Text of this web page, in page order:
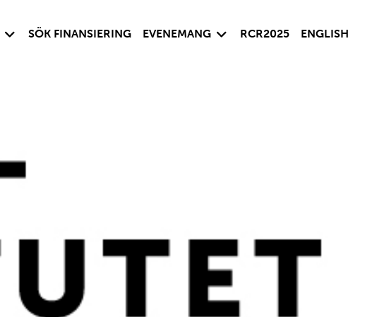
Visa undersida
SÖK FINANSIERING EVENEMANG Visa undersida
RCR2025 ENGLISH